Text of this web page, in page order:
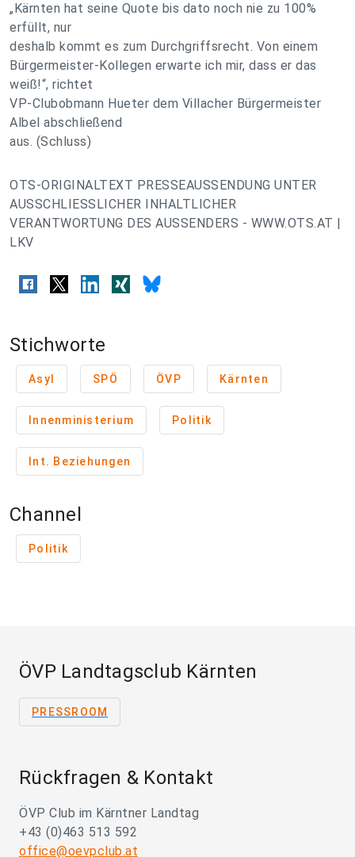
„Kärnten hat seine Quote bis dato noch nie zu 100%
erfüllt, nur
deshalb kommt es zum Durchgriffsrecht. Von einem
Bürgermeister-Kollegen erwarte ich mir, dass er das
weiß!“, richtet
VP-Clubobmann Hueter dem Villacher Bürgermeister
Albel abschließend
aus. (Schluss)
OTS-ORIGINALTEXT PRESSEAUSSENDUNG UNTER
AUSSCHLIESSLICHER INHALTLICHER
VERANTWORTUNG DES AUSSENDERS - WWW.OTS.AT |
LKV
Stichworte
Asyl SPÖ ÖVP Kärnten
Innenministerium Politik
Int. Beziehungen
Channel
Politik
ÖVP Landtagsclub Kärnten
PRESSROOM
Rückfragen & Kontakt
ÖVP Club im Kärntner Landtag
+43 (0)463 513 592
office@oevpclub.at